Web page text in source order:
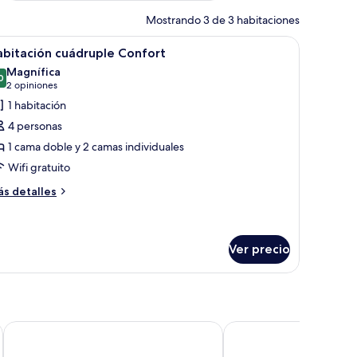
Mostrando 3 de 3 habitaciones
blancas, un aire acondicionado instalado en la pared y una pared lisa
Habitación de hotel con tres camas, cada
13 cuádruple Confort
de 10
Magnífica
2 opiniones
(2
opiniones)
1 habitación
4 personas
1 cama doble y 2 camas individuales
Wifi gratuito
detalles
Ver precio
Tri Hotel Centro Chapecó Holiday & Business